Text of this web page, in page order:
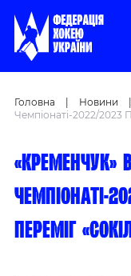
Головна Новини
Чемпіонаті-2022/2023
«Кременчук»
чемпіонаті-
переміг